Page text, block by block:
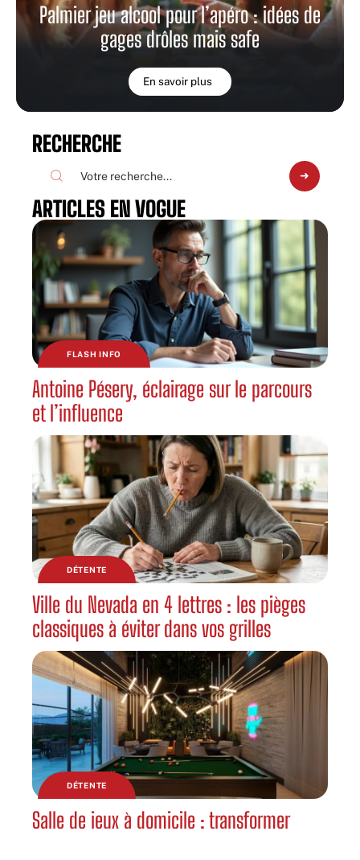
Palmier jeu alcool pour l’apéro : idées de
gages drôles mais safe
En savoir plus
RECHERCHE
ARTICLES EN VOGUE
FLASH INFO
Antoine Pésery, éclairage sur le parcours
et l’influence
DÉTENTE
Ville du Nevada en 4 lettres : les pièges
classiques à éviter dans vos grilles
DÉTENTE
Salle de jeux à domicile : transformer